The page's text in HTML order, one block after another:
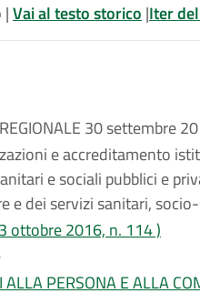
|Vai al testo storico |Iter
30 settembre
e accreditamento
e sociali pubblici e
e dei servizi sanitari,
ottobre 2016, n. 114 )
ALLA PERSONA E ALLA